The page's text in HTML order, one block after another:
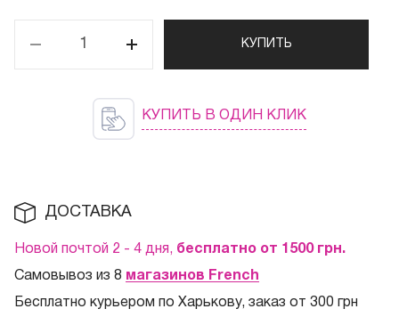
КУПИТЬ
КУПИТЬ В ОДИН КЛИК
ДОСТАВКА
Новой почтой 2 - 4 дня, бесплатно от 1500 грн.
Самовывоз из 8 магазинов French
Бесплатно курьером по Харькову, заказ от 300 грн